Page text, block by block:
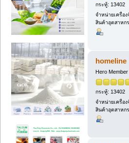
กระทู้: 13402
จำหน่ายเครื่อ
สินค้าอุตสาหก
homeline
Hero Member
กระทู้: 13402
จำหน่ายเครื่อ
สินค้าอุตสาหก